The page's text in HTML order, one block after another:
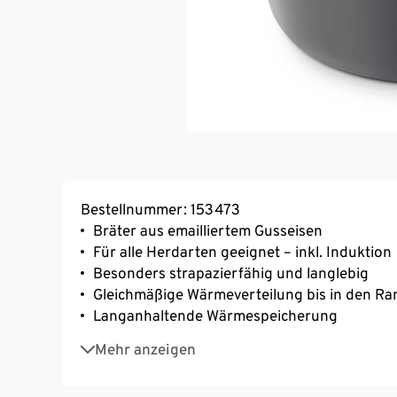
Bestellnummer: 153473
Bräter aus emailliertem Gusseisen
Für alle Herdarten geeignet – inkl. Induktion
Besonders strapazierfähig und langlebig
Gleichmäßige Wärmeverteilung bis in den
Langanhaltende Wärmespeicherung
Mehr anzeigen
Knauf aus hochwertigem Edelstahl